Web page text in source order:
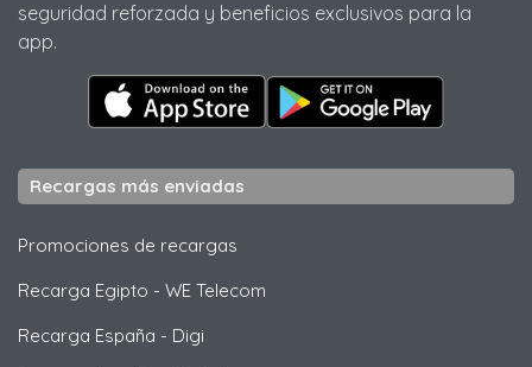
seguridad reforzada y beneficios exclusivos para la
app.
Recargas más enviadas
Promociones de recargas
Recarga Egipto - WE Telecom
Recarga España - Digi